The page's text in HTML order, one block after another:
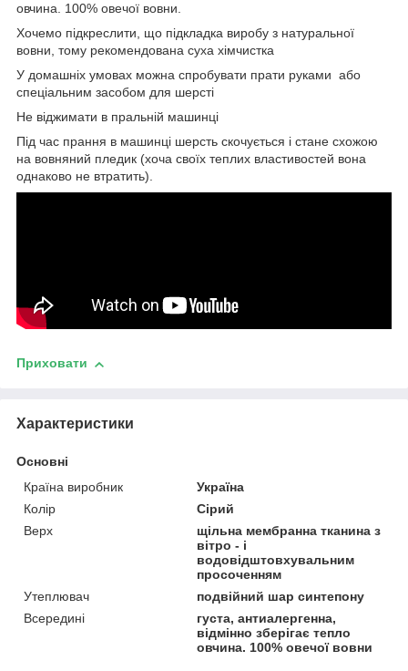
овчина. 100% овечої вовни.
Хочемо підкреслити, що підкладка виробу з натуральної
вовни, тому рекомендована суха хімчистка
У домашніх умовах можна спробувати прати руками або
спеціальним засобом для шерсті
Не віджимати в пральній машинці
Під час прання в машинці шерсть скочується і стане схожою
на вовняний пледик (хоча своїх теплих властивостей вона
однаково не втратить).
Приховати
Характеристики
Основні
Країна виробник
Україна
Колір
Сірий
Верх
щільна мембранна тканина з
вітро - і
водовідштовхувальним
просоченням
Утеплювач
подвійний шар синтепону
Всередині
густа, антиалергенна,
відмінно зберігає тепло
овчина. 100% овечої вовни